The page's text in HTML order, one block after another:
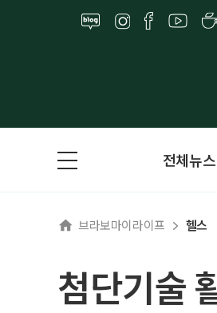
전체뉴스
브라보마이라이프 헬스
첨단기술